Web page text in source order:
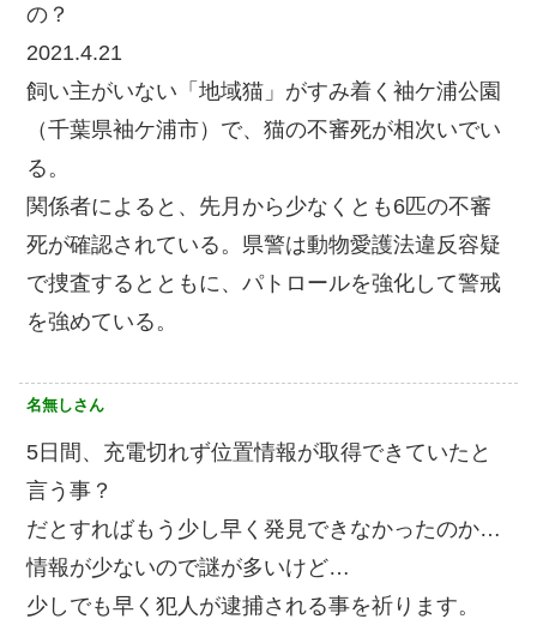
の？
2021.4.21
飼い主がいない「地域猫」がすみ着く袖ケ浦公園
（千葉県袖ケ浦市）で、猫の不審死が相次いでい
る。
関係者によると、先月から少なくとも6匹の不審
死が確認されている。県警は動物愛護法違反容疑
で捜査するとともに、パトロールを強化して警戒
を強めている。
名無しさん
5日間、充電切れず位置情報が取得できていたと
言う事？
だとすればもう少し早く発見できなかったのか…
情報が少ないので謎が多いけど…
少しでも早く犯人が逮捕される事を祈ります。